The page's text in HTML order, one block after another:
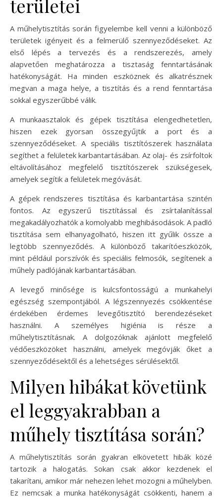
területei
A műhelytisztítás során figyelembe kell venni a különböző
területek igényeit és a felmerülő szennyeződéseket. Az
első lépés a tervezés és a rendszerezés, amely
alapvetően meghatározza a tisztaság fenntartásának
hatékonyságát. Ha minden eszköznek és alkatrésznek
megvan a maga helye, a tisztítás és a rend fenntartása
sokkal egyszerűbbé válik.
A munkaasztalok és gépek tisztítása elengedhetetlen,
hiszen ezek gyorsan összegyűjtik a port és a
szennyeződéseket. A speciális tisztítószerek használata
segíthet a felületek karbantartásában. Az olaj- és zsírfoltok
eltávolításához megfelelő tisztítószerek szükségesek,
amelyek segítik a felületek megóvását.
A gépek rendszeres tisztítása és karbantartása szintén
fontos. Az egyszerű tisztítással és zsírtalanítással
megakadályozhatók a komolyabb meghibásodások. A padló
tisztítása sem elhanyagolható, hiszen itt gyűlik össze a
legtöbb szennyeződés. A különböző takarítóeszközök,
mint például porszívók és speciális felmosók, segítenek a
műhely padlójának karbantartásában.
A levegő minősége is kulcsfontosságú a munkahelyi
egészség szempontjából. A légszennyezés csökkentése
érdekében érdemes levegőtisztító berendezéseket
használni. A személyes higiénia is része a
műhelytisztításnak. A dolgozóknak ajánlott megfelelő
védőeszközöket használni, amelyek megóvják őket a
szennyeződésektől és a lehetséges sérülésektől.
Milyen hibákat követünk
el leggyakrabban a
műhely tisztítása során?
A műhelytisztítás során gyakran elkövetett hibák közé
tartozik a halogatás. Sokan csak akkor kezdenek el
takarítani, amikor már nehezen lehet mozogni a műhelyben.
Ez nemcsak a munka hatékonyságát csökkenti, hanem a